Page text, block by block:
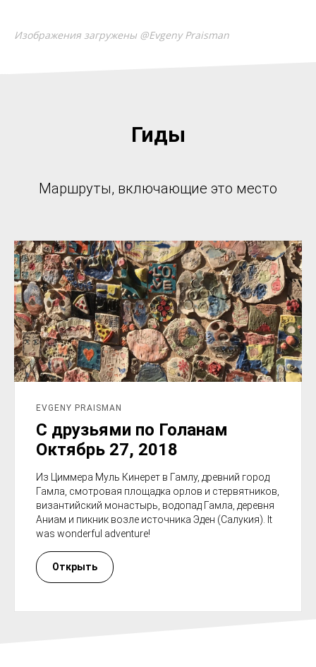
Изображения загружены @Evgeny Praisman
Гиды
Маршруты, включающие это место
EVGENY PRAISMAN
С друзьями по Голанам
Октябрь 27, 2018
Из Циммера Муль Кинерет в Гамлу, древний город
Гамла, смотровая площадка орлов и стервятников,
византийский монастырь, водопад Гамла, деревня
Аниам и пикник возле источника Эден (Салукия). It
was wonderful adventure!
Открыть